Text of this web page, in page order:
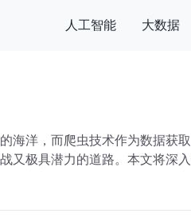
人工智能 大数据
海洋，而爬虫技术作为数据获
又极具潜力的道路。本文将深